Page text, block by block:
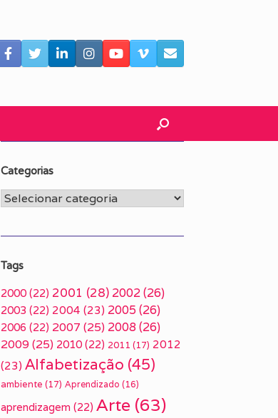
Categorias
Categorias
Tags
2000 (22) 2001 (28) 2002(26)
2003 (22) 2004 (23) 2005 (26)
2006 (22) 2007 (25) 2008(26)
2009(25) 2010 (22) 2011 (17) 2012
(23) Alfabetização (45)
ambiente (17) Aprendizado (16)
aprendizagem (22) Arte (63)